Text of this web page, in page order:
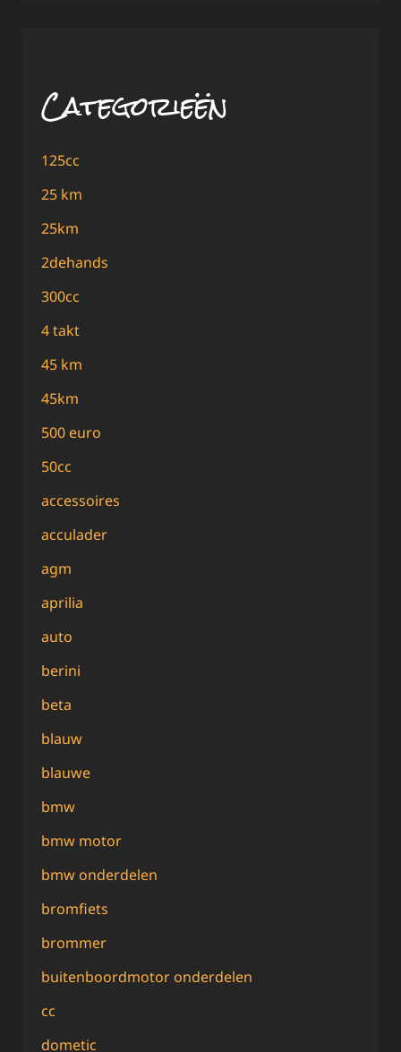
Categorieën
125cc
25 km
25km
2dehands
300cc
4 takt
45 km
45km
500 euro
50cc
accessoires
acculader
agm
aprilia
auto
berini
beta
blauw
blauwe
bmw
bmw motor
bmw onderdelen
bromfiets
brommer
buitenboordmotor onderdelen
cc
dometic